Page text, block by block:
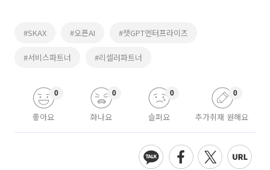
#SKAX #오픈AI #챗GPT엔터프라이즈
#서비스파트너 #리셀러파트너
좋아요
0
화나요
0
슬퍼요
0
추가취재 원해요
0